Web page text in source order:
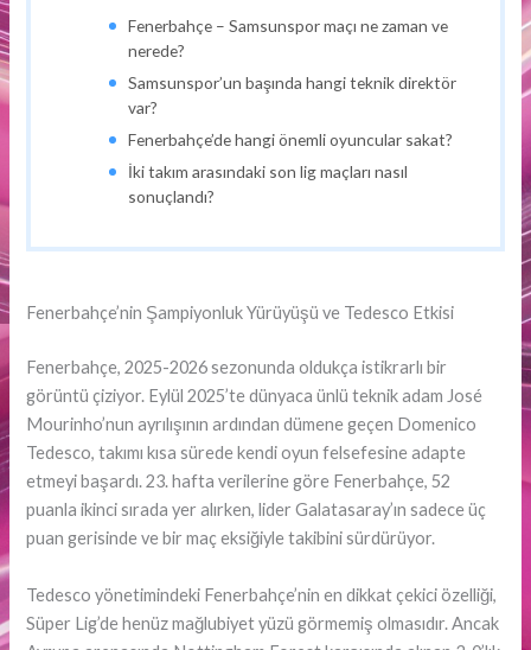
Fenerbahçe – Samsunspor maçı ne zaman ve
nerede?
Samsunspor’un başında hangi teknik direktör
var?
Fenerbahçe’de hangi önemli oyuncular sakat?
İki takım arasındaki son lig maçları nasıl
sonuçlandı?
Fenerbahçe’nin Şampiyonluk Yürüyüşü ve Tedesco Etkisi
Fenerbahçe, 2025-2026 sezonunda oldukça istikrarlı bir
görüntü çiziyor. Eylül 2025’te dünyaca ünlü teknik adam José
Mourinho’nun ayrılışının ardından dümene geçen Domenico
Tedesco, takımı kısa sürede kendi oyun felsefesine adapte
etmeyi başardı. 23. hafta verilerine göre Fenerbahçe, 52
puanla ikinci sırada yer alırken, lider Galatasaray’ın sadece üç
puan gerisinde ve bir maç eksiğiyle takibini sürdürüyor.
Tedesco yönetimindeki Fenerbahçe’nin en dikkat çekici özelliği,
Süper Lig’de henüz mağlubiyet yüzü görmemiş olmasıdır. Ancak